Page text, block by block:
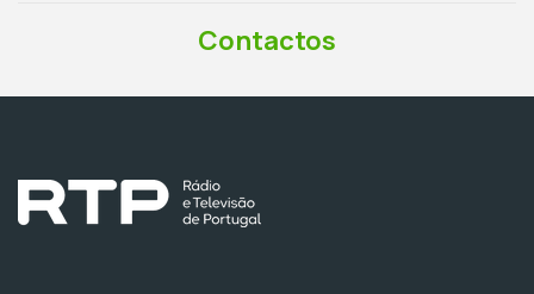
Contactos